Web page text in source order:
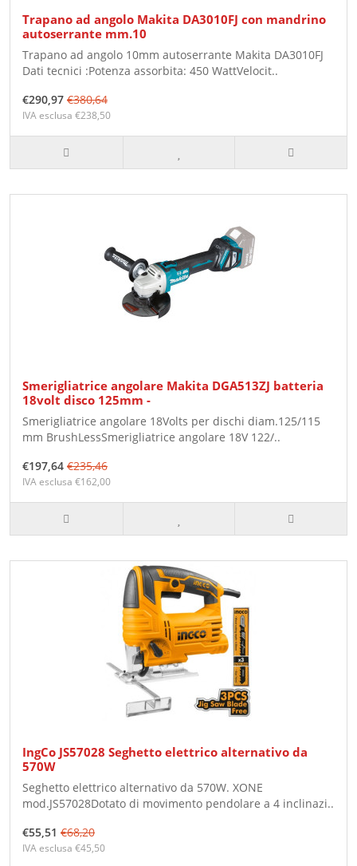
Trapano ad angolo Makita DA3010FJ con mandrino
autoserrante mm.10
Trapano ad angolo 10mm autoserrante Makita DA3010FJ
Dati tecnici :Potenza assorbita: 450 WattVelocit..
€290,97 €380,64
IVA esclusa €238,50
Smerigliatrice angolare Makita DGA513ZJ batteria
18volt disco 125mm -
Smerigliatrice angolare 18Volts per dischi diam.125/115
mm BrushLessSmerigliatrice angolare 18V 122/..
€197,64 €235,46
IVA esclusa €162,00
IngCo JS57028 Seghetto elettrico alternativo da
570W
Seghetto elettrico alternativo da 570W. XONE
mod.JS57028Dotato di movimento pendolare a 4 inclinazi..
€55,51 €68,20
IVA esclusa €45,50